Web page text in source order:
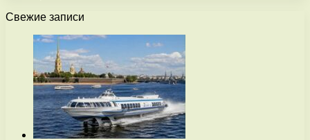
Свежие записи